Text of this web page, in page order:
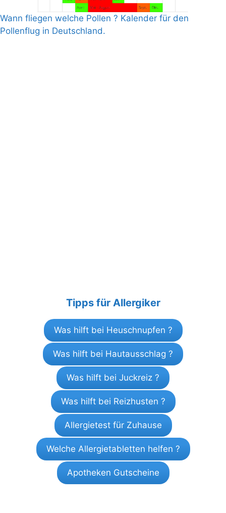
Wann fliegen welche Pollen ? Kalender für den
Pollenflug in Deutschland.
Tipps für Allergiker
Was hilft bei Heuschnupfen ?
Was hilft bei Hautausschlag ?
Was hilft bei Juckreiz ?
Was hilft bei Reizhusten ?
Allergietest für Zuhause
Welche Allergietabletten helfen ?
Apotheken Gutscheine